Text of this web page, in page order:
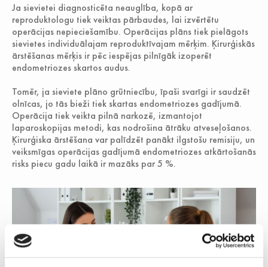
Ja sievietei diagnosticēta neauglība, kopā ar
reproduktologu tiek veiktas pārbaudes, lai izvērtētu
operācijas nepieciešamību. Operācijas plāns tiek pielāgots
sievietes individuālajam reproduktīvajam mērķim. Ķirurģiskās
ārstēšanas mērķis ir pēc iespējas pilnīgāk izoperēt
endometriozes skartos audus.
Tomēr, ja sieviete plāno grūtniecību, īpaši svarīgi ir saudzēt
olnīcas, jo tās bieži tiek skartas endometriozes gadījumā.
Operācija tiek veikta pilnā narkozē, izmantojot
laparoskopijas metodi, kas nodrošina ātrāku atveseļošanos.
Ķirurģiska ārstēšana var palīdzēt panākt ilgstošu remisiju, un
veiksmīgas operācijas gadījumā endometriozes atkārtošanās
risks piecu gadu laikā ir mazāks par 5 %.